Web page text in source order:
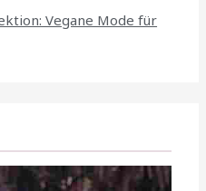
Vegane Mode für